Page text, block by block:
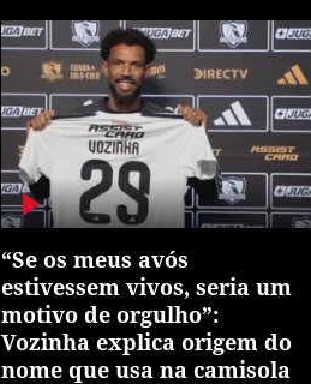
“Se os meus avós
estivessem vivos, seria um
motivo de orgulho”:
Vozinha explica origem do
nome que usa na camisola